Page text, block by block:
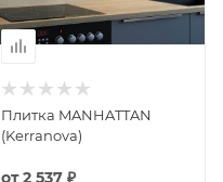
Плитка MANHATTAN
(Kerranova)
от2 537 ₽